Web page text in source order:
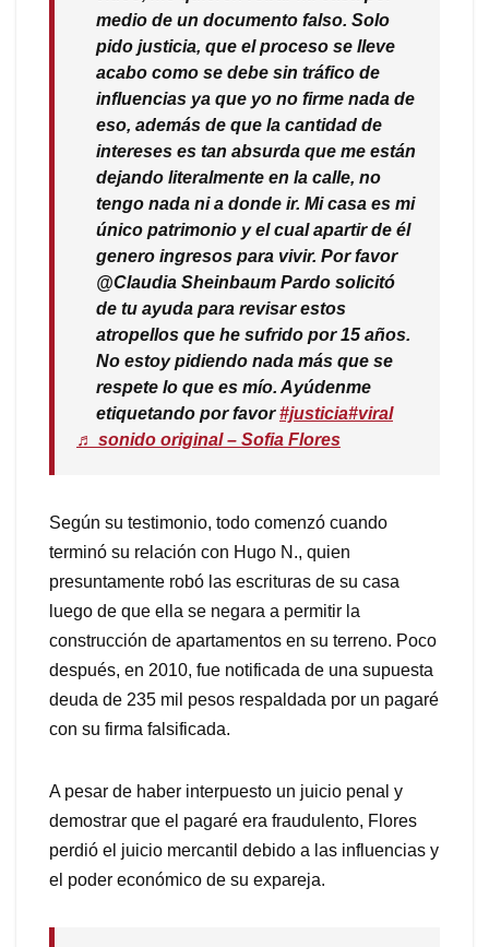
medio de un documento falso. Solo
pido justicia, que el proceso se lleve
acabo como se debe sin tráfico de
influencias ya que yo no firme nada de
eso, además de que la cantidad de
intereses es tan absurda que me están
dejando literalmente en la calle, no
tengo nada ni a donde ir. Mi casa es mi
único patrimonio y el cual apartir de él
genero ingresos para vivir. Por favor
@Claudia Sheinbaum Pardo solicitó
de tu ayuda para revisar estos
atropellos que he sufrido por 15 años.
No estoy pidiendo nada más que se
respete lo que es mío. Ayúdenme
etiquetando por favor#justicia#viral
♬ sonido original – Sofia Flores
Según su testimonio, todo comenzó cuando
terminó su relación con Hugo N., quien
presuntamente robó las escrituras de su casa
luego de que ella se negara a permitir la
construcción de apartamentos en su terreno. Poco
después, en 2010, fue notificada de una supuesta
deuda de 235 mil pesos respaldada por un pagaré
con su firma falsificada.
A pesar de haber interpuesto un juicio penal y
demostrar que el pagaré era fraudulento, Flores
perdió el juicio mercantil debido a las influencias y
el poder económico de su expareja.